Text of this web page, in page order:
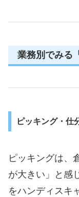
業務別でみる
ピッキング・仕
ピッキングは、
が大きい」と感
をハンディスキ